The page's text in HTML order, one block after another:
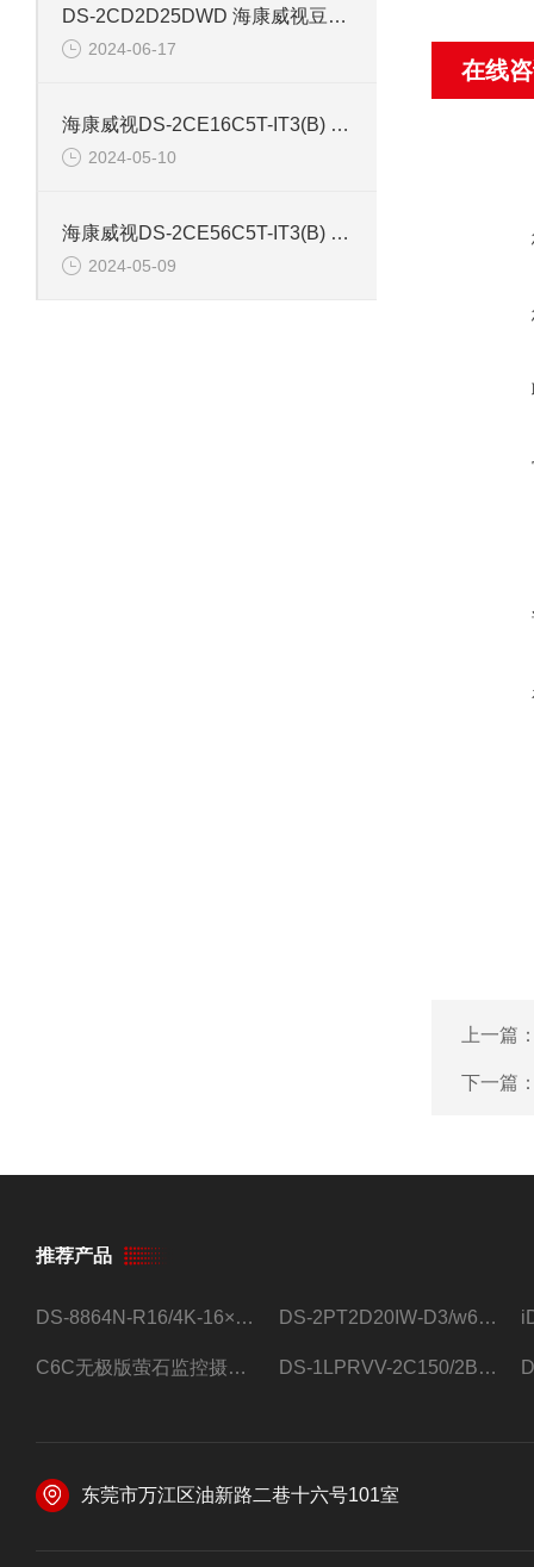
DS-2CD2D25DWD 海康威视豆干型小孔摄像机
2024-06-17
海康威视DS-2CE16C5T-IT3(B) 130万红外防水同轴摄像机
2024-05-10
海康威视DS-2CE56C5T-IT3(B) 130万像素红外半球摄像机
2024-05-09
在线
上一篇
下一篇
推荐产品
DS-8864N-R16/4K-16×4T/希捷16盘位录像机 DS-2PT2D20IW-D3/w64路高清硬盘录像机
C6C无极版萤石监控摄像头 DS-1LPRVV-2C150/2B监控室外夜视高清电源线护套线200米/卷
东莞市万江区油新路二巷十六号101室